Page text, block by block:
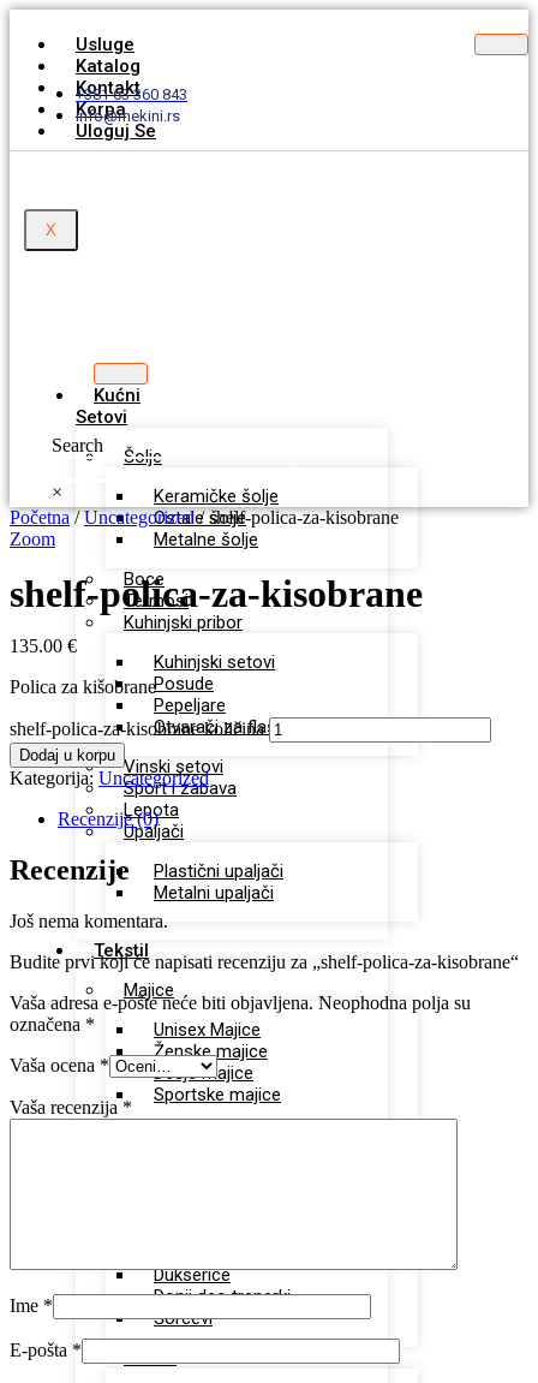
Usluge
Katalog
Kontakt
Korpa
Uloguj Se
X
+381 63 360 843
info@mekini.rs
Kućni
Setovi
Šolje
Keramičke šolje
Ostale šolje
Metalne šolje
Boce
Termosi
Kuhinjski pribor
Kuhinjski setovi
Posude
Pepeljare
Otvarači za flaše
Vinski setovi
Sport i zabava
Lepota
Upaljači
Plastični upaljači
Metalni upaljači
Tekstil
Majice
Unisex Majice
Ženske majice
Dečje majice
Sportske majice
Dukserice
Donji deo trenerki
Šorcevi
Prsluci
Search
×
Početna/Uncategorized/ shelf-polica-za-kisobrane
Zoom
shelf-polica-za-kisobrane
135.00 €
Polica za kišobrane
shelf-polica-za-kisobrane količina
Dodaj u korpu
Kategorija: Uncategorized
Recenzije (0)
Recenzije
Još nema komentara.
Budite prvi koji će napisati recenziju za „shelf-polica-za-kisobrane“
Vaša adresa e-pošte neće biti objavljena. Neophodna polja su
označena *
Vaša ocena *
Vaša recenzija *
Ime *
E-pošta *